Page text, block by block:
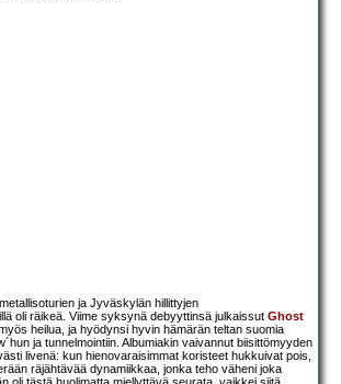
ja Jyväskylän hillittyjen
oli räikeä. Viime syksynä debyyttinsä julkaissut Ghost
heilua, ja hyödynsi hyvin hämärän teltan suomia
ja tunnelmointiin. Albumiakin vaivannut biisittömyyden
livenä: kun hienovaraisimmat koristeet hukkuivat pois,
räjähtävää dynamiikkaa, jonka teho väheni joka